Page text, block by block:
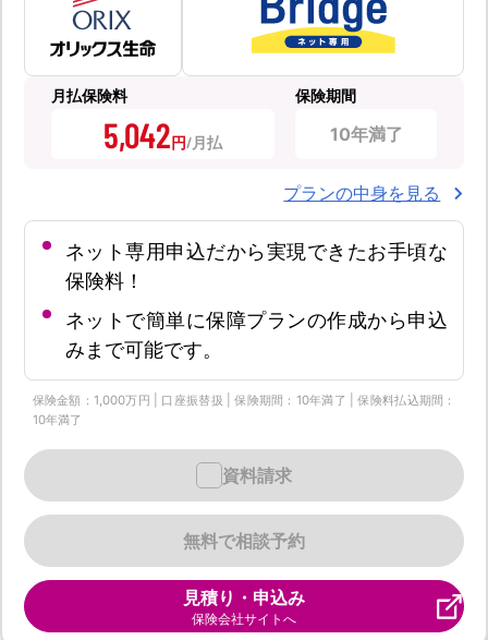
月払保険料
5,042円
保険期間
10年満了
プランの中身を見る
ネット専用申込だから実現できたお手頃な
保険料！
ネットで簡単に保障プランの作成から申込
みまで可能です。
保険金額：1,000万円 | 口座振替扱 | 保険期間：10年満了 | 保険料払込期間：
10年満了
無料で相談予約
資料請求
見積り・申込み
保険会社サイトへ